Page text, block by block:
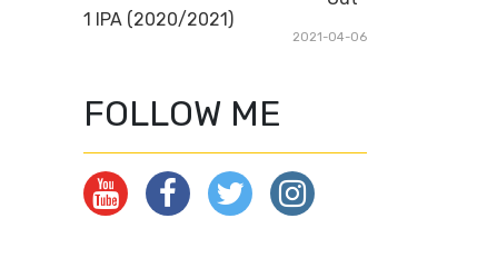
1 IPA (2020/2021)
2021-04-06
FOLLOW ME